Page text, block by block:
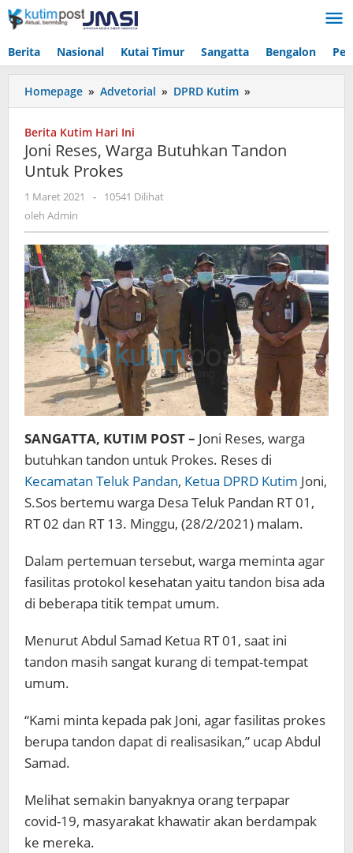
Lewati
ke
Berita Nasional Kutai Timur Sangatta Bengalon
Homepage » Advetorial » DPRD Kutim »
Reses,
Tandon
Berita Kutim Hari Ini
Joni Reses, Warga Butuhkan Tandon
Untuk Prokes
1 Maret 2021
oleh
-
10541 Dilihat
oleh Admin
SANGATTA, KUTIM POST – Joni Reses, warga
butuhkan tandon untuk Prokes. Reses di
Kecamatan Teluk Pandan, Ketua DPRD Kutim Joni,
S.Sos bertemu warga Desa Teluk Pandan RT 01,
RT 02 dan RT 13. Minggu, (28/2/2021) malam.
Dalam pertemuan tersebut, warga meminta agar
fasilitas protokol kesehatan yaitu tandon bisa ada
di beberapa titik tempat umum.
Menurut Abdul Samad Ketua RT 01, saat ini
tandon masih sangat kurang di tempat-tempat
umum.
“Kami minta kepada pak Joni, agar fasilitas prokes
berupa tandon dapat di realisasikan,” ucap Abdul
Samad.
Melihat semakin banyaknya orang terpapar
covid-19, masyarakat khawatir akan berdampak
ke mereka.